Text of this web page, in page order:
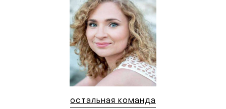
остальная команда